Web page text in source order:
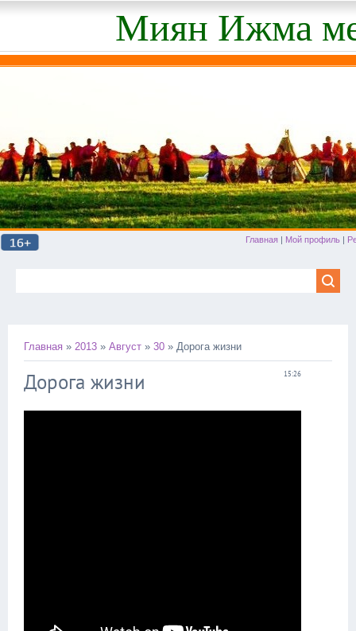
Миян Ижма
Главная | Мой профиль |
Главная » 2013 » Август » 30 » Дорога жизни
15:26
Дорога жизни